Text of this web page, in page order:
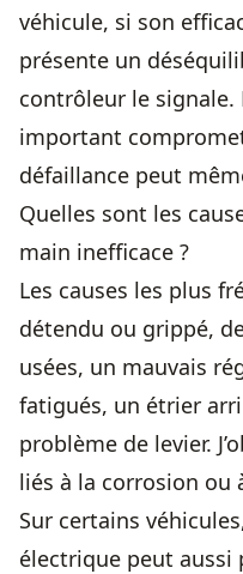
véhicule, si son
présente un
contrôleur le signale.
important
défaillance peut
Quelles sont les
main inefficace ?
Les causes les plus
détendu ou grippé,
usées, un mauvais
fatigués, un étrier
problème de levier.
liés à la corrosion ou
Sur certains
électrique peut aussi